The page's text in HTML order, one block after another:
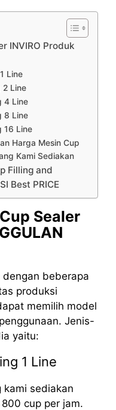
INVIRO Produk
Line
2 Line
4 Line
8 Line
16 Line
Harga Mesin Cup
Kami Sediakan
Filling and
Best PRICE
Sealer
dengan beberapa
produksi
memilih model
Jenis-
yaitu:
1 Line
kami sediakan
cup per jam.